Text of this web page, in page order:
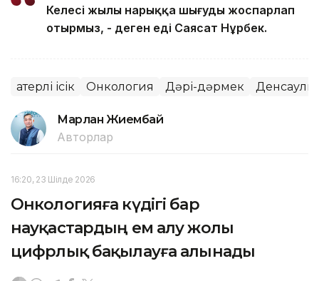
Келесі жылы нарыққа шығуды жоспарлап
отырмыз, - деген еді Саясат Нұрбек.
Қатерлі ісік Онкология Дәрі-дәрмек
Марлан Жиембай
Авторлар
16:20, 23 Шілде 2026
Онкологияға күдігі бар
науқастардың ем алу жолы
цифрлық бақылауға алынады